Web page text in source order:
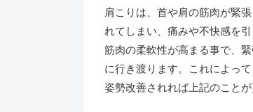
肩こりは、首や肩の筋肉が緊
れてしまい、痛みや不快感を引
筋肉の柔軟性が高まる事で、
に行き渡ります。これによっ
姿勢改善されれば上記のこと